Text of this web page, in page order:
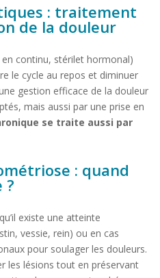
: traitement
de la douleur
continu, stérilet hormonal)
le cycle au repos et diminuer
gestion efficace de la douleur
mais aussi par une prise en
se traite aussi par
: quand
?
existe une atteinte
vessie, rein) ou en cas
pour soulager les douleurs.
les lésions tout en préservant